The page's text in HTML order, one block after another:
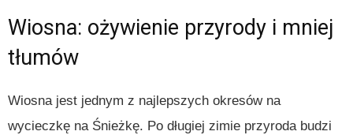
Wiosna: ożywienie przyrody i mniej
tłumów
Wiosna jest jednym z najlepszych okresów na
wycieczkę na Śnieżkę. Po długiej zimie przyroda budzi